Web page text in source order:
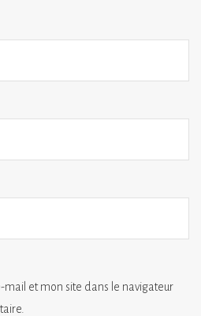
et mon site dans le navigateur